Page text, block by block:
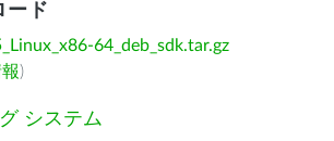
ード
64_deb_sdk.tar.gz
)
システム